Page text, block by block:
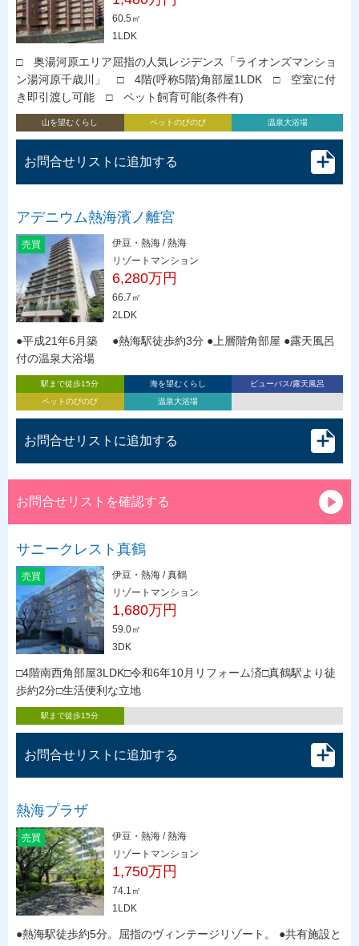
60.5㎡
1LDK
□ 奥湯河原エリア屈指の人気レジデンス「ライオンズマンショ
ン湯河原千歳川」 □ 4階(呼称5階)角部屋1LDK □ 空室に付
き即引渡し可能 □ ペット飼育可能(条件有)
山を望むくらし ペットのびのび 温泉大浴場
お問合せリストに追加する
アデニウム熱海濱ノ離宮
売買
伊豆・熱海 / 熱海
リゾートマンション
6,280万円
66.7㎡
2LDK
●平成21年6月築 ●熱海駅徒歩約3分 ●上層階角部屋 ●露天風呂
付の温泉大浴場
駅まで徒歩15分 海を望むくらし
ビューバス/露天風呂
ペットのびのび
温泉大浴場
お問合せリストに追加する
お問合せリストを確認する
サニークレスト真鶴
売買
伊豆・熱海 / 真鶴
リゾートマンション
1,680万円
59.0㎡
3DK
□4階南西角部屋3LDK□令和6年10月リフォーム済□真鶴駅より徒
歩約2分□生活便利な立地
駅まで徒歩15分
お問合せリストに追加する
熱海プラザ
売買
伊豆・熱海 / 熱海
リゾートマンション
1,750万円
74.1㎡
1LDK
●熱海駅徒歩約5分。屈指のヴィンテージリゾート。 ●共有施設と